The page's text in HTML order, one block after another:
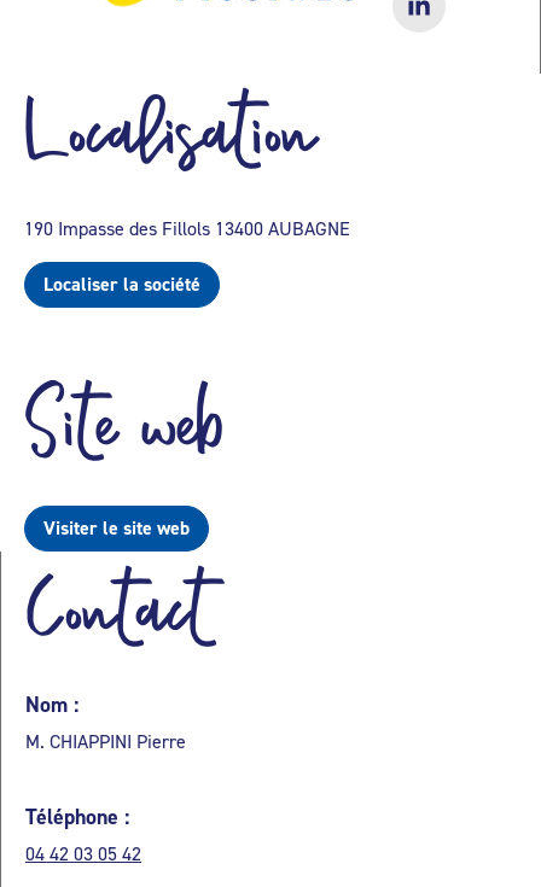
Localisation
190 Impasse des Fillols 13400 AUBAGNE
Localiser la société
Site web
Visiter le site web
Contact
Nom :
M. CHIAPPINI Pierre
Téléphone :
04 42 03 05 42